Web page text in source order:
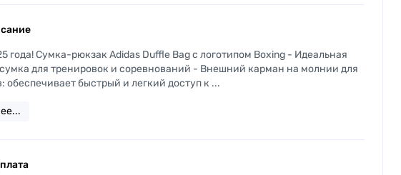
года! Сумка-рюкзак Adidas Duffle Bag с логотипом Boxing - Идеальная
для тренировок и соревнований - Внешний карман на молнии для
обеспечивает быстрый и легкий доступ к ...